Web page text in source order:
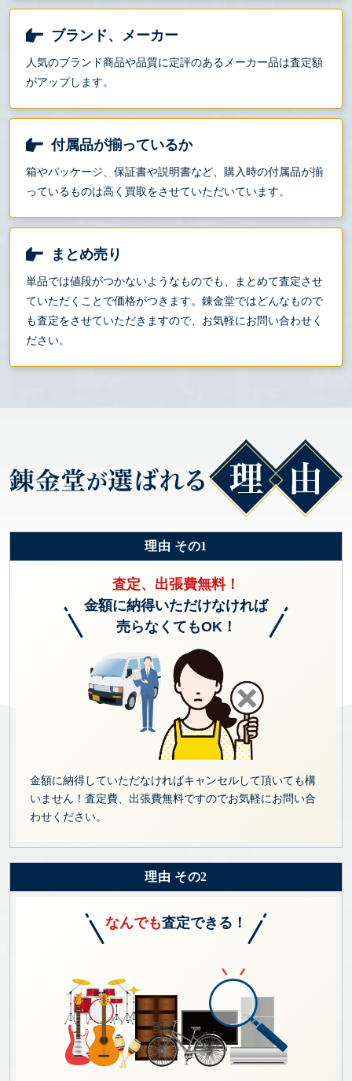
ブランド、メーカー
人気のブランド商品や品質に定評のあるメーカー品は査定額
がアップします。
付属品が揃っているか
箱やパッケージ、保証書や説明書など、購入時の付属品が揃
っているものは高く買取をさせていただいています。
まとめ売り
単品では値段がつかないようなものでも、まとめて査定させ
ていただくことで価格がつきます。錬金堂ではどんなもので
も査定をさせていただきますので、お気軽にお問い合わせく
ださい。
理由 その1
査定、出張費無料！
金額に納得いただけなければ
売らなくてもOK！
金額に納得していただなければキャンセルして頂いても構
いません！査定費、出張費無料ですのでお気軽にお問い合
わせください。
理由 その2
なんでも査定できる！